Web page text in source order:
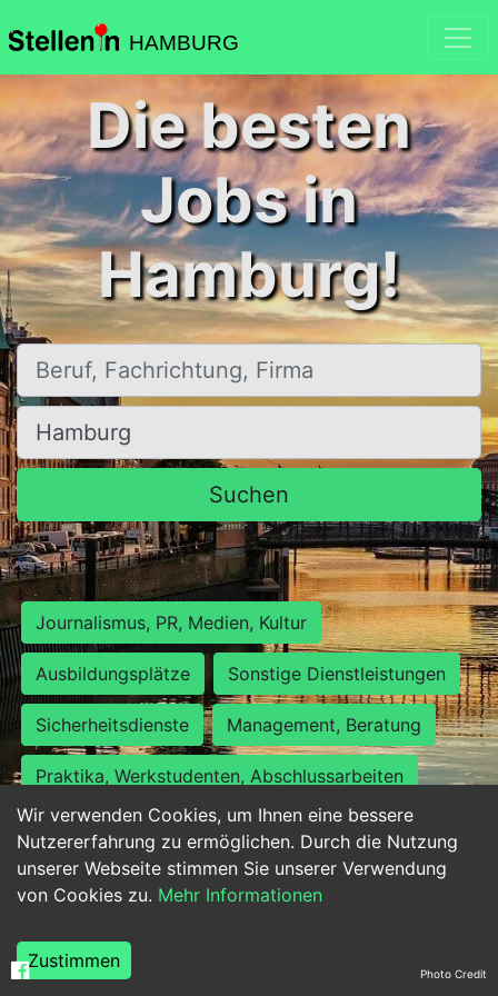
HAMBURG
Wir verwenden Cookies, um Ihnen eine bessere
Nutzererfahrung zu ermöglichen. Durch die Nutzung
unserer Webseite stimmen Sie unserer Verwendung
von Cookies zu. Mehr Informationen
Zustimmen
Die besten
Jobs in
Hamburg!
Beruf, Fachrichtung, Firma
Ort, Stadt
Suchen
Journalismus, PR, Medien, Kultur
Ausbildungsplätze Sonstige Dienstleistungen
Sicherheitsdienste Management, Beratung
Praktika, Werkstudenten, Abschlussarbeiten
Personalwesen Assistenz, Sekretariat
Hilfskräfte, Aushilfs- und Nebenjobs
Weiterbildung, Studium, duale Ausbildung Photo Credit